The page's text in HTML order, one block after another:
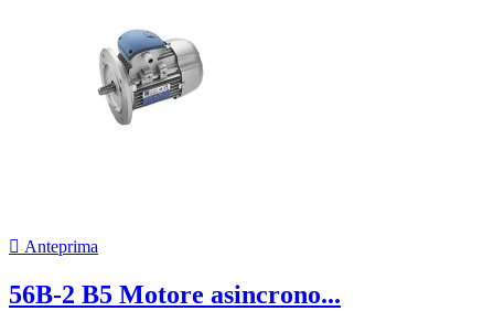
 Anteprima
56B-2 B5 Motore asincrono...